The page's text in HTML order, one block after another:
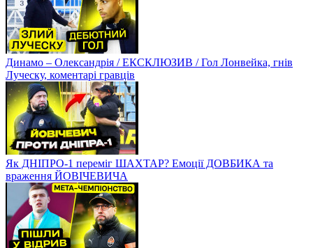
Динамо – Олександрія / ЕКСКЛЮЗИВ / Гол Лонвейка, гнів
Луческу, коментарі гравців
Як ДНІПРО-1 переміг ШАХТАР? Емоції ДОВБИКА та
враження ЙОВІЧЕВИЧА